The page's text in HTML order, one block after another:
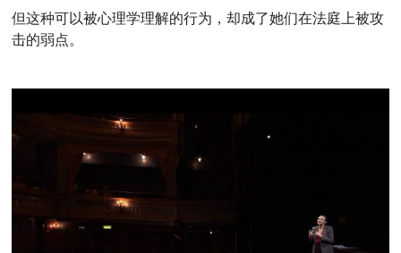
但这种可以被心理学理解的行为，却成了她们在法庭上被攻
击的弱点。